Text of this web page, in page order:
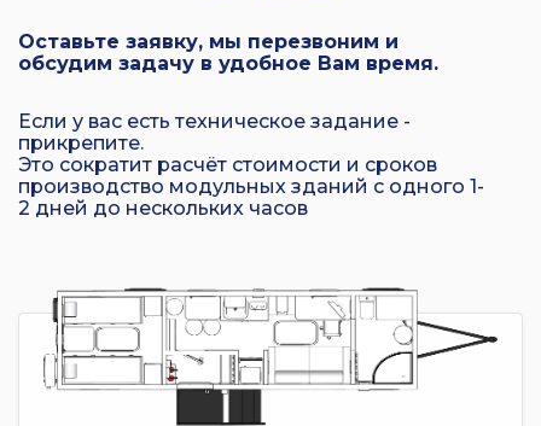
Оставьте заявку, мы перезвоним и
обсудим задачу в удобное Вам время.
Если у вас есть техническое задание -
прикрепите.
Это сократит расчёт стоимости и сроков
производство модульных зданий с одного 1-
2 дней до нескольких часов